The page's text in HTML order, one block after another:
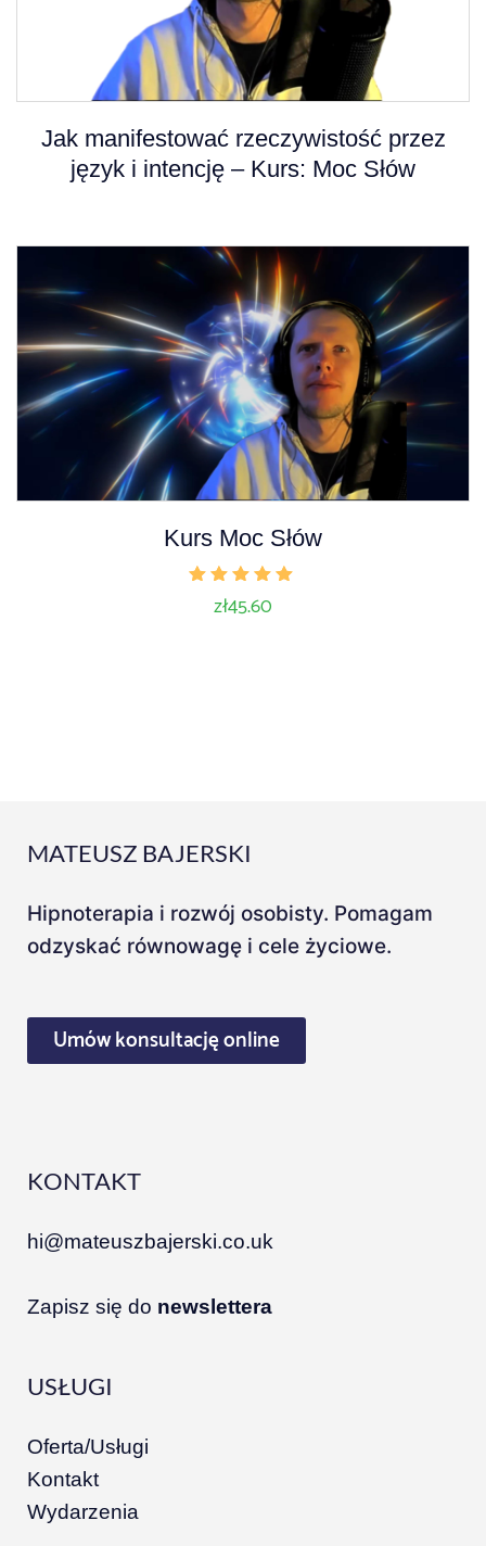
Jak manifestować rzeczywistość przez
język i intencję – Kurs: Moc Słów
Kurs Moc Słów
Oceniono
5.00
zł45.60
MATEUSZ BAJERSKI
Hipnoterapia i rozwój osobisty. Pomagam
odzyskać równowagę i cele życiowe.
Umów konsultację online
KONTAKT
hi@mateuszbajerski.co.uk
Zapisz się do newslettera
USŁUGI
Oferta/Usługi
Kontakt
Wydarzenia